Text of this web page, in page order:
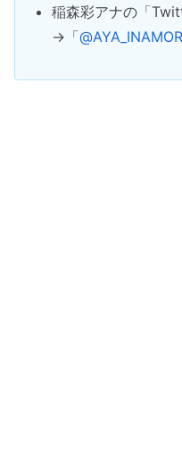
稲森彩アナの「
→「